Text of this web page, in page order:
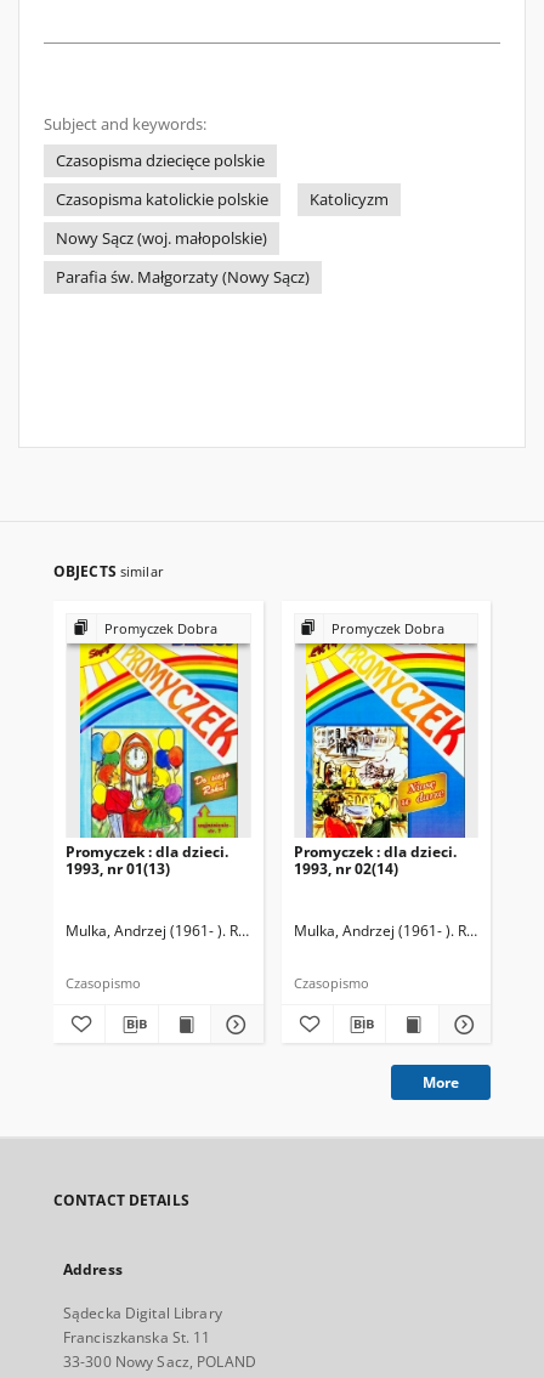
Subject and keywords:
Czasopisma dziecięce polskie
Czasopisma katolickie polskie
Katolicyzm
Nowy Sącz (woj. małopolskie)
Parafia św. Małgorzaty (Nowy Sącz)
OBJECTS similar
Promyczek Dobra
Promyczek : dla dzieci.
1993, nr 01(13)
Mulka, Andrzej (1961- ). Redaktor naczelny
Czasopismo
Promyczek Dobra
Promyczek : dla dzieci.
1993, nr 02(14)
Mulka, Andrzej (1961- ). Redaktor
Czasopismo
More
CONTACT DETAILS
Address
Sądecka Digital Library
Franciszkanska St. 11
33-300 Nowy Sacz, POLAND